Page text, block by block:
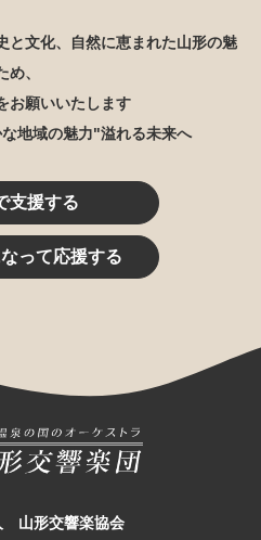
と文化、自然に恵まれた山形の魅
、
お願いいたします
地域の魅力"溢れる未来へ
支援する
って応援する
山形交響楽協会